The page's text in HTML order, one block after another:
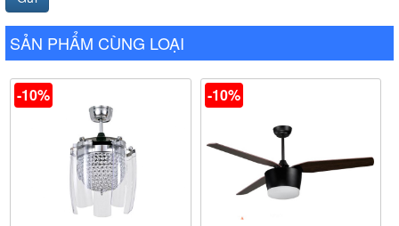
SẢN PHẨM CÙNG LOẠI
-10% -10%